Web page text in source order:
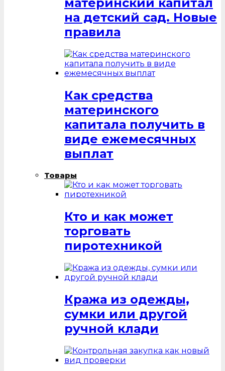
на детский сад. Новые
правила
Как средства
материнского
капитала получить в
виде ежемесячных
выплат
Товары
Кто и как может
торговать
пиротехникой
Кража из одежды,
сумки или другой
ручной клади